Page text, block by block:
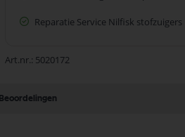
Reparatie Service Nilfisk stofzuigers
Art.nr. 5020172
Beoordelingen